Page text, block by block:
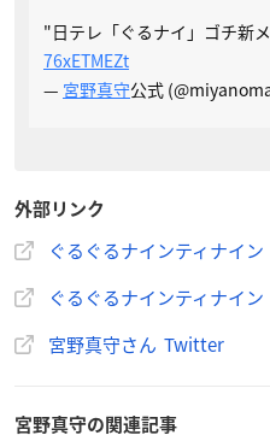
"日テレ「ぐるナイ」ゴチ新
76xETMEZt
— 宮野真守公式
外部リンク
ぐるぐるナインティナイン
ぐるぐるナインティナイ
宮野真守さん Twitter
宮野真守の関連記事